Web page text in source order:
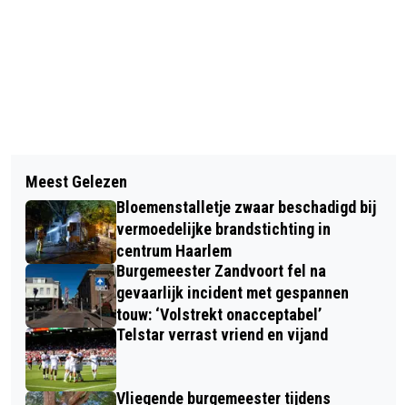
GROENLINKS EN PVDA HAARLEM
DRAGEN MARTIEN BRANDER VOOR
ALS TIJDELIJKE OPVOLGER VAN
WETHOUDER FLOOR RODUNER
BLIK KUNSTCOLLECTIEF
PRESENTEERT
GROEPSTENTOONSTELLING OVER
GRENZEN
Meest Gelezen
Bloemenstalletje zwaar beschadigd bij
vermoedelijke brandstichting in
centrum Haarlem
Burgemeester Zandvoort fel na
gevaarlijk incident met gespannen
touw: ‘Volstrekt onacceptabel’
Telstar verrast vriend en vijand
Vliegende burgemeester tijdens